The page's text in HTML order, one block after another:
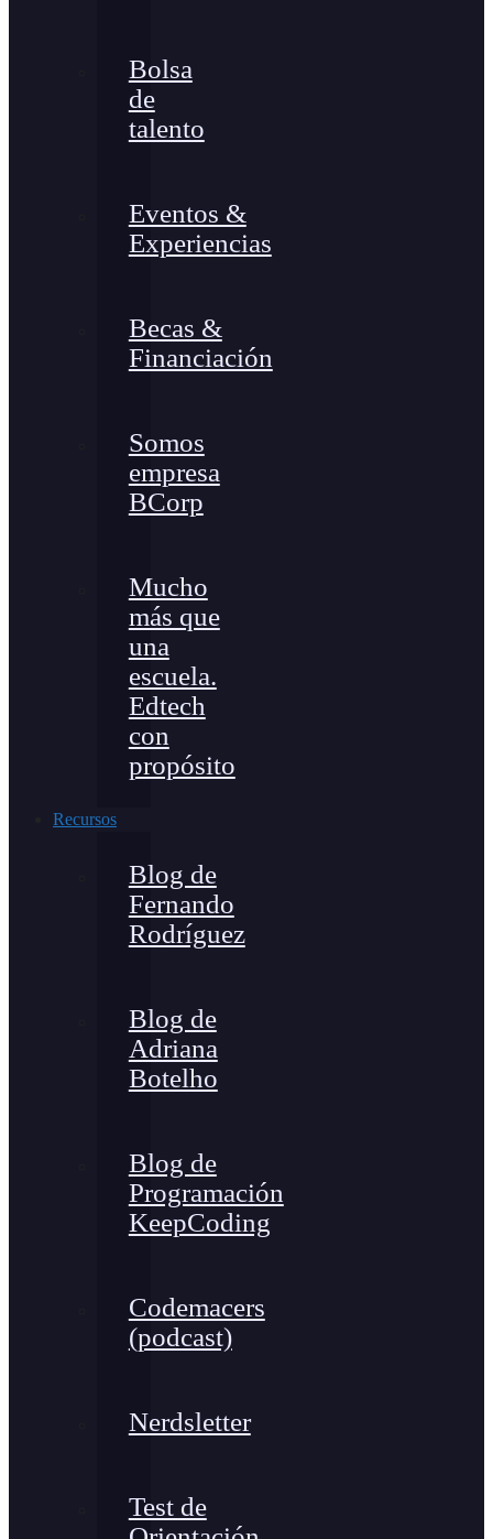
Bolsa
de
talento
Eventos &
Experiencias
Becas &
Financiación
Somos
empresa
BCorp
Mucho
más que
una
escuela.
Edtech
con
propósito
Recursos
Blog de
Fernando
Rodríguez
Blog de
Adriana
Botelho
Blog de
Programación
KeepCoding
Codemacers
(podcast)
Nerdsletter
Test de